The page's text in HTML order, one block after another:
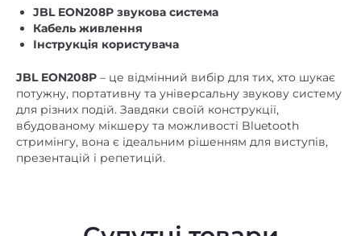
JBL EON208P звукова система
Кабель живлення
Інструкція користувача
JBL EON208P – це відмінний вибір для тих, хто шукає
потужну, портативну та універсальну звукову систему
для різних подій. Завдяки своїй конструкції,
вбудованому мікшеру та можливості Bluetooth
стримінгу, вона є ідеальним рішенням для виступів,
презентацій і репетицій.